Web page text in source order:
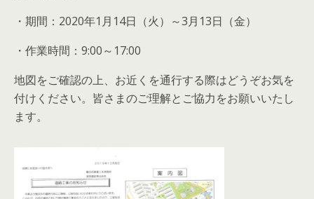
・期間：2020年1月14日（火）～3月13日（金）
・作業時間：9:00～17:00
地図をご確認の上、お近くを通行する際はどうぞお気を
付けください。皆さまのご理解とご協力をお願いいたし
ます。